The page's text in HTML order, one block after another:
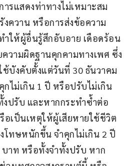
รแสดงท่าทางไม่เหมาะสม
งควาน หรือการส่งข้อความ
ให้ผู้อื่นรู้สึกอับอาย เดือดร้อน
วามผิดฐานคุกคามทางเพศ ซึ่ง
บังคับตั้งแต่วันที่ 30 ธันวาคม
กไม่เกิน 1 ปี หรือปรับไม่เกิน
ปรับ และหากกระทำซ้ำต่อ
อเป็นเหตุให้ผู้เสียหายใช้ชีวิต
โทษหนักขึ้น จำคุกไม่เกิน 2 ปี
าท หรือทั้งจำทั้งปรับ หาก